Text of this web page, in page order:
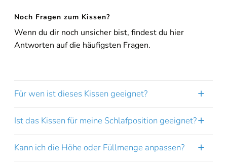
Noch Fragen zum Kissen?
Wenn du dir noch unsicher bist, findest du hier
Antworten auf die häufigsten Fragen.
Für wen ist dieses Kissen geeignet?
Ist das Kissen für meine Schlafposition geeignet?
Kann ich die Höhe oder Füllmenge anpassen?